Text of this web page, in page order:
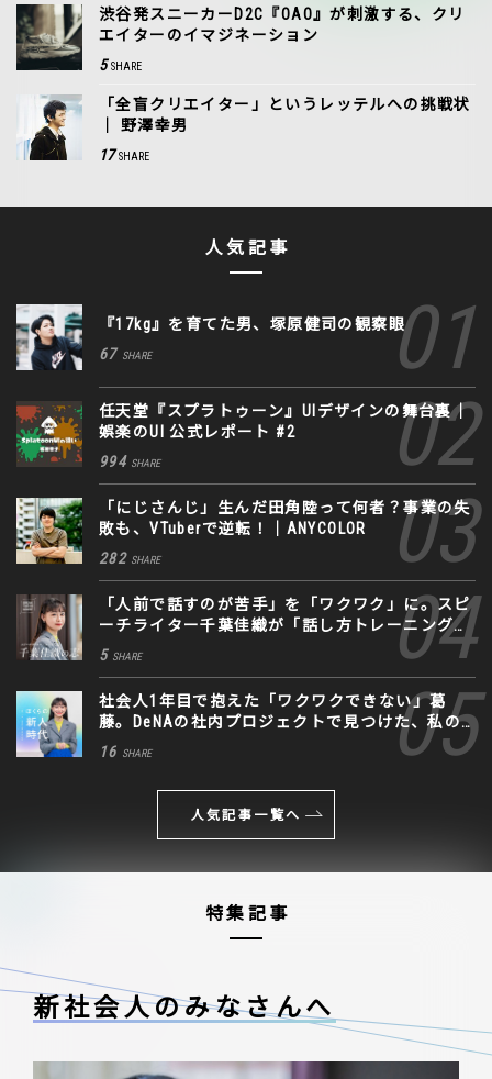
渋谷発スニーカーD2C『OAO』が刺激する、クリ
エイターのイマジネーション
5 SHARE
「全盲クリエイター」というレッテルへの挑戦状
｜ 野澤幸男
17 SHARE
人気記事
『17kg』を育てた男、塚原健司の観察眼
67 SHARE
任天堂『スプラトゥーン』UIデザインの舞台裏｜
娯楽のUI 公式レポート #2
994 SHARE
「にじさんじ」生んだ田角陸って何者？事業の失
敗も、VTuberで逆転！｜ANYCOLOR
282 SHARE
「人前で話すのが苦手」を「ワクワク」に。スピ
ーチライター千葉佳織が「話し方トレーニング」
に込めた思い
5 SHARE
社会人1年目で抱えた「ワクワクできない」葛
藤。DeNAの社内プロジェクトで見つけた、私の
生きる道
16 SHARE
人気記事一覧へ
特集記事
新社会人のみなさんへ